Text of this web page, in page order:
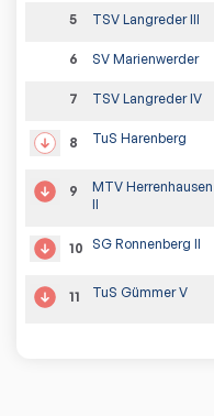
5 TSV Langreder III
6 SV Marienwerder
7 TSV Langreder IV
8 TuS Harenberg
9
MTV Herrenhausen
II
10 SG Ronnenberg II
11 TuS Gümmer V